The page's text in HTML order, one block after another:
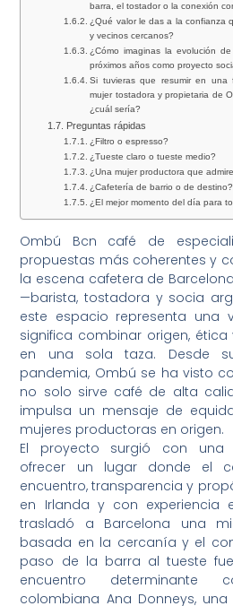
barra, el tostador o la conexión
¿Qué valor le das a la confianza
y vecinos cercanos?
¿Cómo imaginas la evolución
próximos años como proyecto
Si tuvieras que resumir en una
mujer tostadora y propietaria de
¿cuál sería?
Preguntas rápidas
¿Filtro o espresso?
¿Tueste claro o tueste medio?
¿Una mujer productora que
¿Cafetería de barrio o de destino?
¿El mejor momento del día para
Ombú Bcn café de
propuestas más coherentes y
la escena cafetera de
—barista, tostadora y socia
este espacio representa una
significa combinar origen, ética
en una sola taza. Desde
pandemia, Ombú se ha visto
no solo sirve café de alta
impulsa un mensaje de
mujeres productoras en origen.
El proyecto surgió con una
ofrecer un lugar donde el
encuentro, transparencia y
en Irlanda y con experiencia
trasladó a Barcelona una
basada en la cercanía y el
paso de la barra al tueste
encuentro determinante
colombiana Ana Donneys,